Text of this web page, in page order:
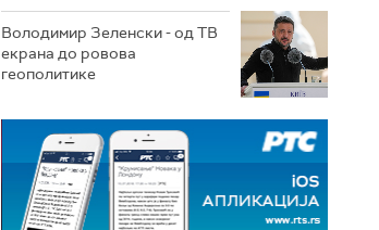
Володимир Зеленски - од ТВ
екрана до ровова
геополитике